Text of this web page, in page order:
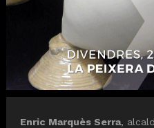
Diapositiva 1 de 1
Enric Marquès Serra,